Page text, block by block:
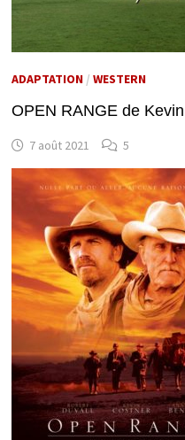
ADAPTATION/ WESTERN
OPEN RANGE de
7 août 2021 5